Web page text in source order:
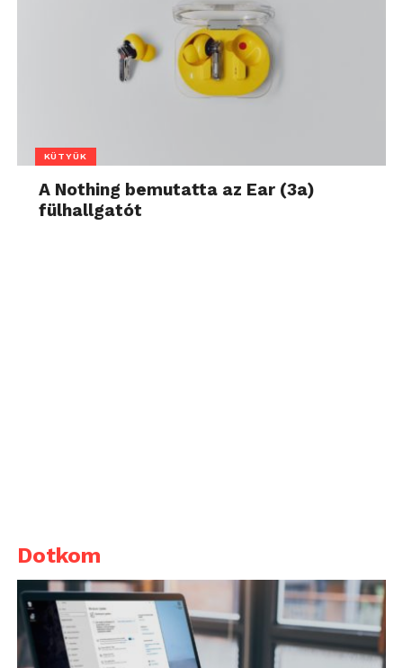
KÜTYÜK
A Nothing bemutatta az Ear (3a)
fülhallgatót
Dotkom